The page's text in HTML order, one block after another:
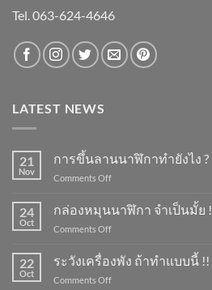
Tel. 063-624-4646
LATEST NEWS
21
Nov
การขึ้นลานนาฬิกาทำยังไง ?
Comments Offon
ลาน
นาฬิกา
ยัง
24
Oct
กล่องหมุนนาฬิกา จำเป็นมั้ย
Comments Offon
หมุน
นาฬิกา
จำเป็น
22
Oct
ระวังเครื่องพัง ถ้าทำแบบนี้ !!
Comments Offon